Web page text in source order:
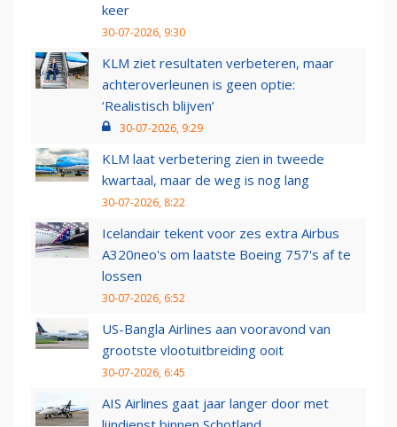
keer
30-07-2026, 9:30
KLM ziet resultaten verbeteren, maar
achteroverleunen is geen optie:
‘Realistisch blijven’
30-07-2026, 9:29
KLM laat verbetering zien in tweede
kwartaal, maar de weg is nog lang
30-07-2026, 8:22
Icelandair tekent voor zes extra Airbus
A320neo's om laatste Boeing 757's af te
lossen
30-07-2026, 6:52
US-Bangla Airlines aan vooravond van
grootste vlootuitbreiding ooit
30-07-2026, 6:45
AIS Airlines gaat jaar langer door met